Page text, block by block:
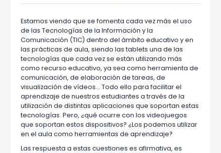
Estamos viendo que se fomenta cada vez más el uso
de las Tecnologías de la Información y la
Comunicación (TIC) dentro del ámbito educativo y en
las prácticas de aula, siendo las tablets una de las
tecnologías que cada vez se están utilizando más
como recurso educativo, ya sea como herramienta de
comunicación, de elaboración de tareas, de
visualización de vídeos… Todo ello para facilitar el
aprendizaje de nuestros estudiantes a través de la
utilización de distintas aplicaciones que soportan estas
tecnologías. Pero, ¿qué ocurre con los videojuegos
que soportan estos dispositivos? ¿Los podemos utilizar
en el aula como herramientas de aprendizaje?
Las respuesta a estas cuestiones es afirmativa, es